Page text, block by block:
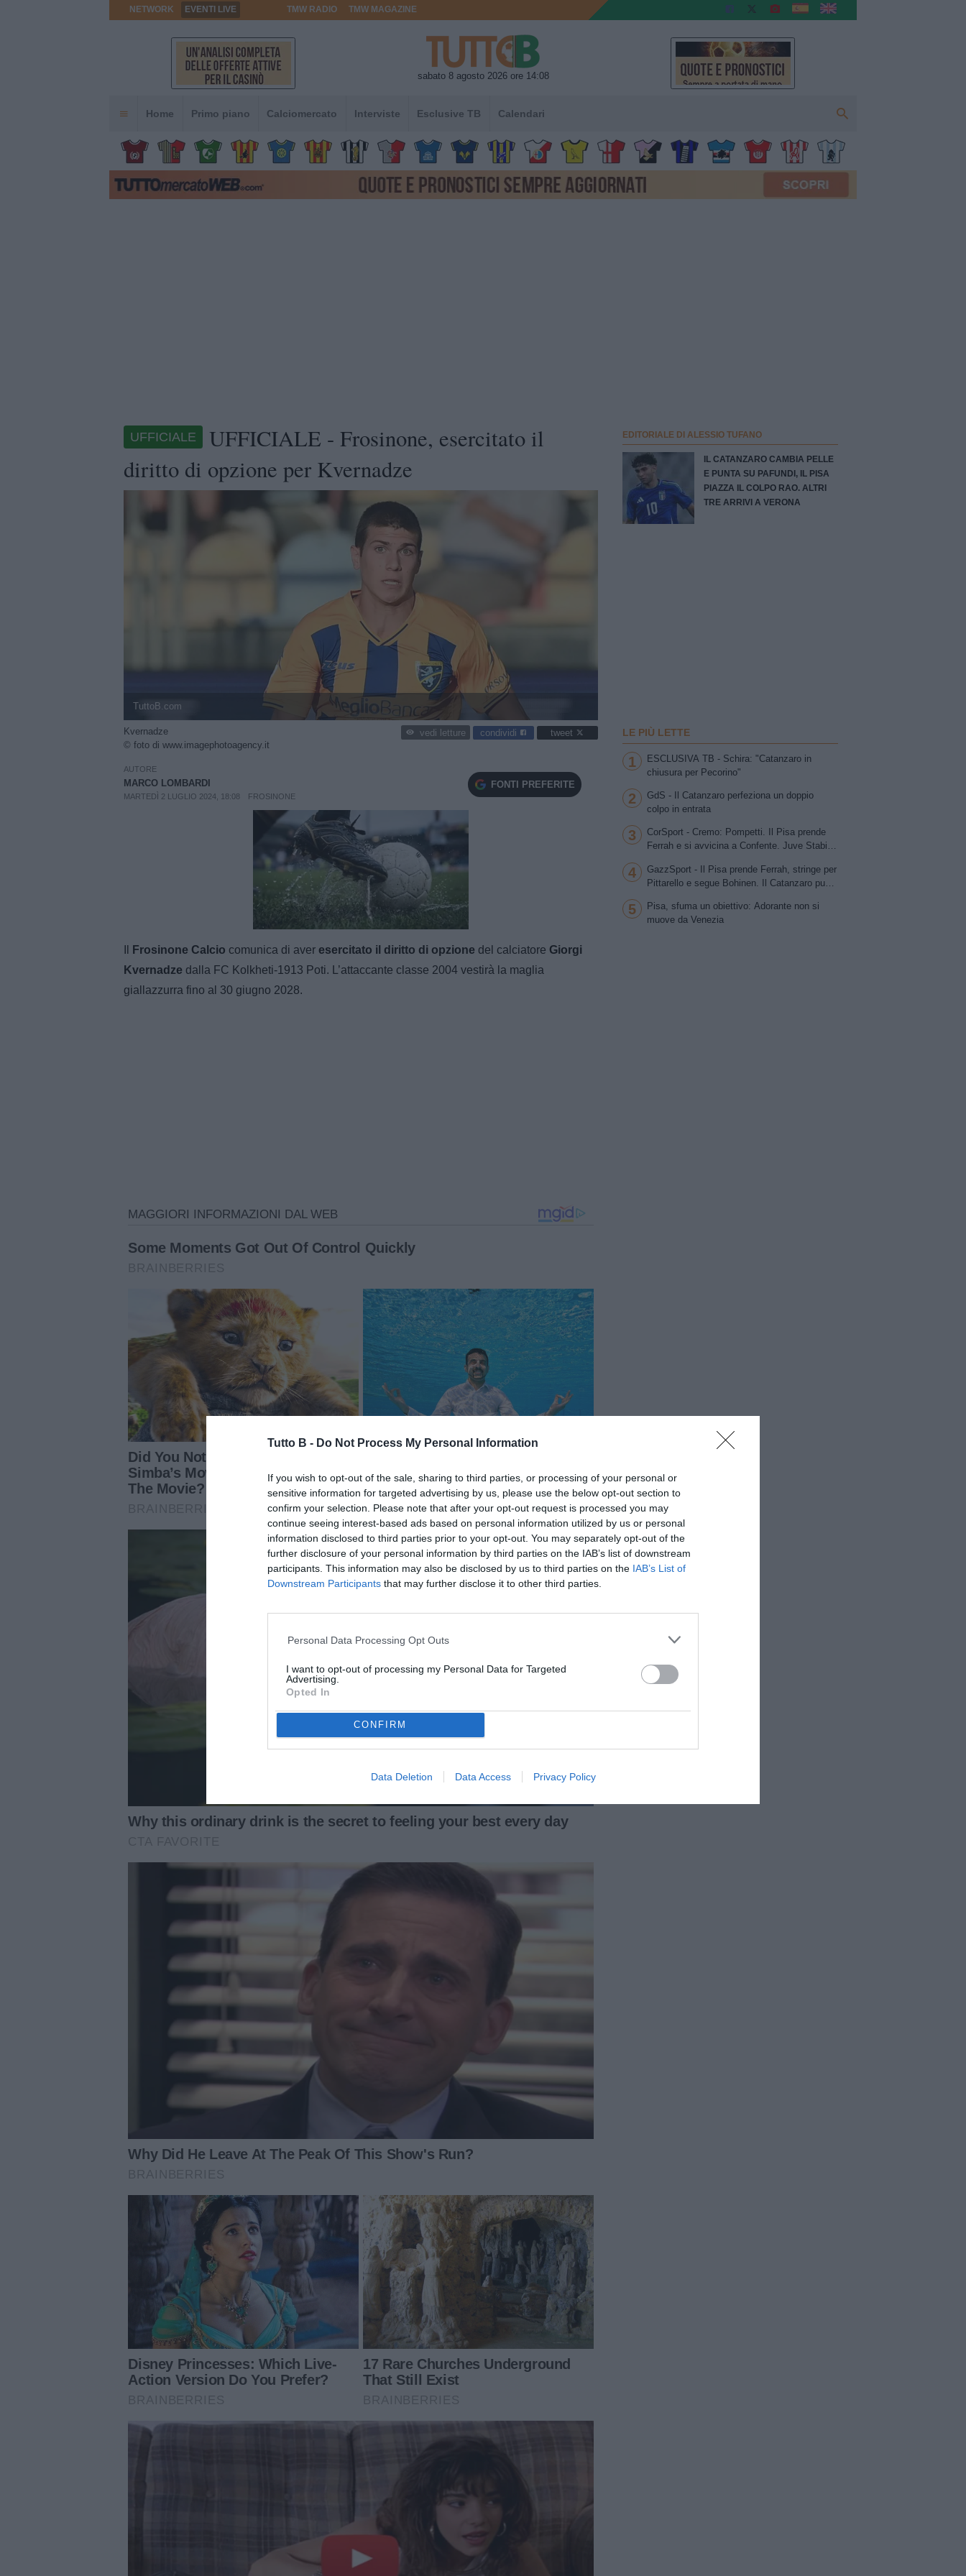
Tutto B - Do Not Process My Personal Information
If you wish to opt-out of the sale, sharing to third parties, or processing of your personal or
sensitive information for targeted advertising by us, please use the below opt-out section to
confirm your selection. Please note that after your opt-out request is processed you may
continue seeing interest-based ads based on personal information utilized by us or personal
information disclosed to third parties prior to your opt-out. You may separately opt-out of the
further disclosure of your personal information by third parties on the IAB’s list of downstream
participants. This information may also be disclosed by us to third parties on the IAB’s List of
Downstream Participants that may further disclose it to other third parties.
Personal Data Processing Opt Outs
I want to opt-out of processing my Personal Data for Targeted
Advertising.
Opted In
CONFIRM
Data Deletion Data Access Privacy Policy
NETWORK EVENTI LIVE TMW RADIO TMW MAGAZINE
sabato 8 agosto 2026 ore 14:08
Home Primo piano Calciomercato Interviste Esclusive TB Calendari
UFFICIALE
UFFICIALE - Frosinone, esercitato il
diritto di opzione per Kvernadze
TuttoB.com
Kvernadze
© foto di www.imagephotoagency.it
vedi letture condividi tweet
AUTORE
MARCO LOMBARDI
MARTEDÌ 2 LUGLIO 2024, 18:08 FROSINONE
FONTI PREFERITE
Unmute
100.00%
Frosinone Calcio comunica di aver esercitato il diritto di opzione del calciatore Giorgi
Kvernadze dalla FC Kolkheti-1913 Poti. L’attaccante classe 2004 vestirà la maglia
giallazzurra fino al 30 giugno 2028.
EDITORIALE DI ALESSIO TUFANO
IL CATANZARO CAMBIA PELLE
E PUNTA SU PAFUNDI, IL PISA
PIAZZA IL COLPO RAO. ALTRI
TRE ARRIVI A VERONA
LE PIÙ LETTE
1
ESCLUSIVA TB - Schira: "Catanzaro in
chiusura per Pecorino"
2
GdS - Il Catanzaro perfeziona un doppio
colpo in entrata
3
CorSport - Cremo: Pompetti. Il Pisa prende
Ferrah e si avvicina a Confente. Juve Stabia
scambio Patierno-Jimenez
4
GazzSport - Il Pisa prende Ferrah, stringe per
Pittarello e segue Bohinen. Il Catanzaro punta
Bjarkason
5
Pisa, sfuma un obiettivo: Adorante non si
muove da Venezia